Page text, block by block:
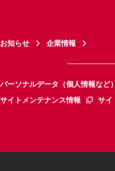
お知らせ 企業情報
パーソナルデータ（個人情報など
サイトメンテナンス情報
サイ